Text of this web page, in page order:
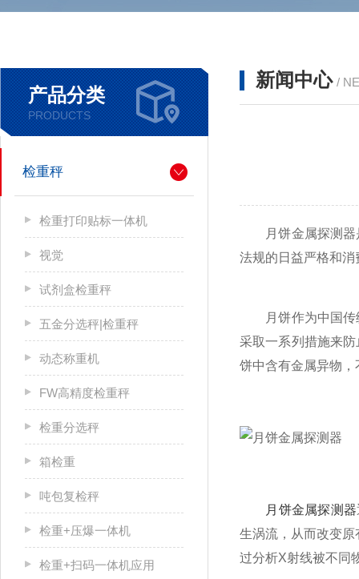
产品分类
PRODUCTS
检重秤
检重打印贴标一体机
视觉
试剂盒检重秤
五金分选秤|检重秤
动态称重机
FW高精度检重秤
检重分选秤
箱检重
吨包复检秤
检重+压爆一体机
检重+扫码一体机应用
新闻中心 /
月饼金属探测器是
法规的日益严格和
月饼作为中国传统
采取一系列措施来
饼中含有金属异物
月饼金属探测器
生涡流，从而改变
过分析X射线被不同